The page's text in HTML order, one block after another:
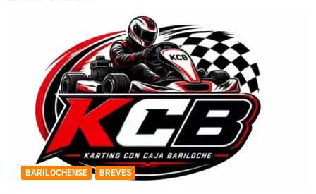
BARILOCHENSE BREVES